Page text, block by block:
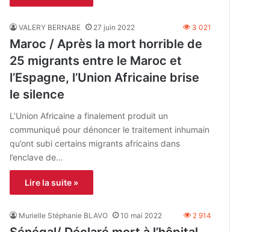
VALERY BERNABE 27 juin 2022 3 021
Maroc / Après la mort horrible de
25 migrants entre le Maroc et
l’Espagne, l’Union Africaine brise
le silence
L’Union Africaine a finalement produit un
communiqué pour dénoncer le traitement inhumain
qu’ont subi certains migrants africains dans
l’enclave de…
Lire la suite »
Murielle Stéphanie BLAVO 10 mai 2022 2 914